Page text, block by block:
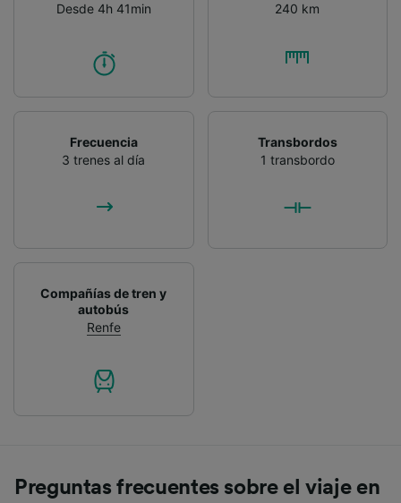
Desde 4h 41min
240 km
Frecuencia
3 trenes al día
Transbordos
1 transbordo
Compañías de tren y
autobús
Renfe
Preguntas frecuentes sobre el viaje en